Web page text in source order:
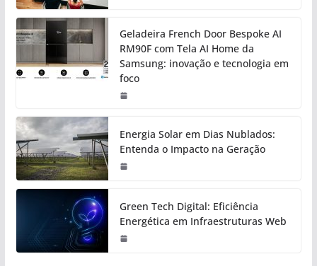
Geladeira French Door Bespoke AI
RM90F com Tela AI Home da
Samsung: inovação e tecnologia em
foco
Energia Solar em Dias Nublados:
Entenda o Impacto na Geração
Green Tech Digital: Eficiência
Energética em Infraestruturas Web